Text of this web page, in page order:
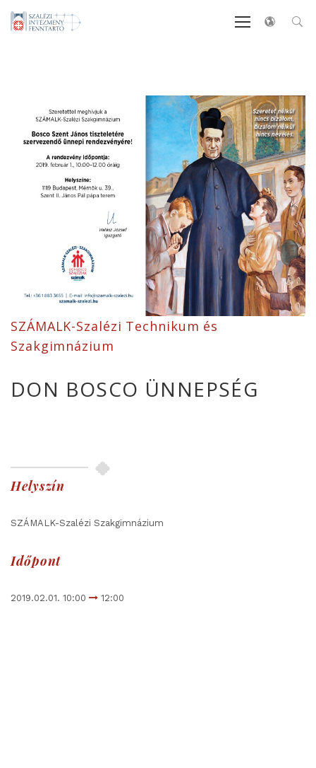
SZÁMALK-Szalézi Technikum és
Szakgimnázium
DON BOSCO ÜNNEPSÉG
Helyszín
SZÁMALK-Szalézi Szakgimnázium
Időpont
2019.02.01. 10:00 12:00